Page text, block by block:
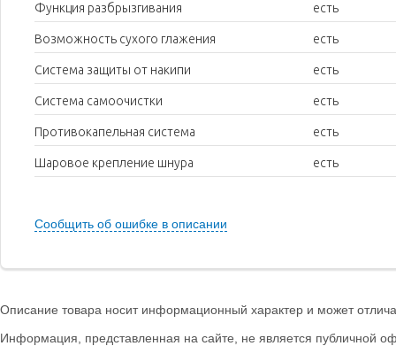
Функция разбрызгивания есть
Возможность сухого глажения есть
Система защиты от накипи есть
Система самоочистки есть
Противокапельная система есть
Шаровое крепление шнура есть
Сообщить об ошибке в описании
Описание товара носит информационный характер и может
Информация, представленная на сайте, не является публичной